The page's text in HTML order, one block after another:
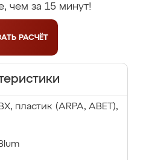
чем за 15 минут!
РАСЧЁТ
пластик (ARPA, ABET),